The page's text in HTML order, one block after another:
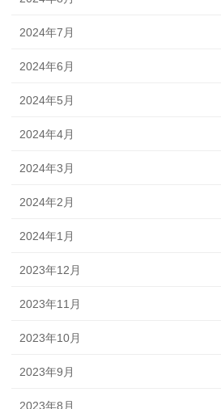
2024年7月
2024年6月
2024年5月
2024年4月
2024年3月
2024年2月
2024年1月
2023年12月
2023年11月
2023年10月
2023年9月
2023年8月